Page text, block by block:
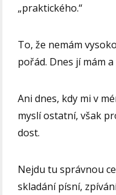
„praktického.“
To, že nemám
pořád. Dnes jí mám
Ani dnes, kdy mi v
myslí ostatní, však
dost.
Nejdu tu správnou
skladání písní,